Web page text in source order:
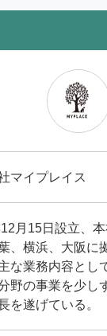
マイプレイス
月15日設立、
、横浜、大阪に
な業務内容とし
野の事業を少し
を遂げている。